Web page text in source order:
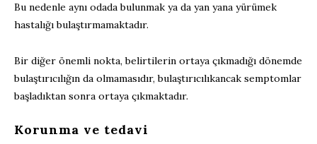
Bu nedenle aynı odada bulunmak ya da yan yana yürümek
hastalığı bulaştırmamaktadır.
Bir diğer önemli nokta,belirtilerin ortaya çıkmadığı dönemde
bulaştırıcılığın da olmamasıdır, bulaştırıcılıkancak semptomlar
başladıktan sonra ortaya çıkmaktadır.
Korunma ve tedavi